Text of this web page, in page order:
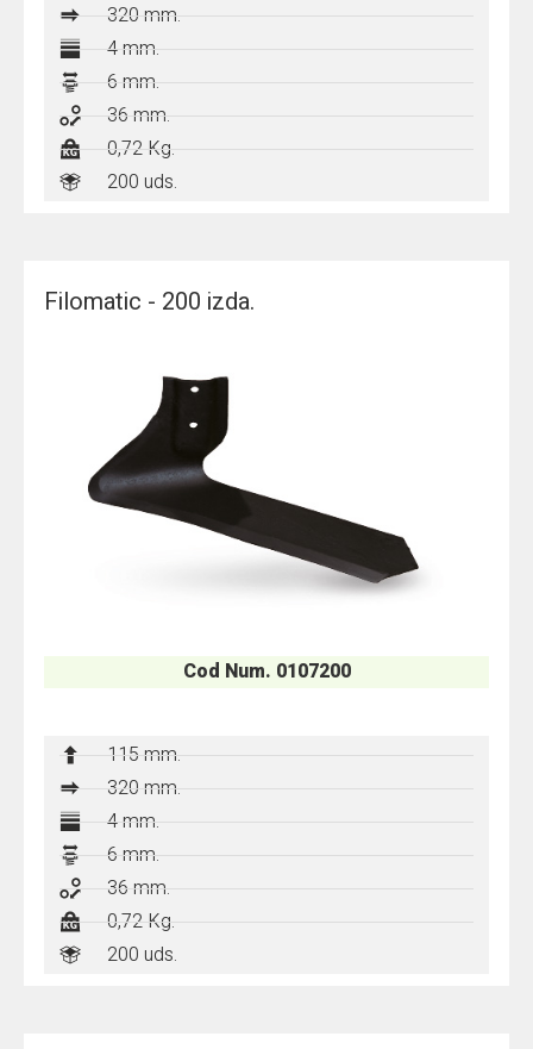
320 mm.
4 mm.
6 mm.
36 mm.
0,72 Kg.
200 uds.
Filomatic - 200 izda.
Cod Num. 0107200
115 mm.
320 mm.
4 mm.
6 mm.
36 mm.
0,72 Kg.
200 uds.